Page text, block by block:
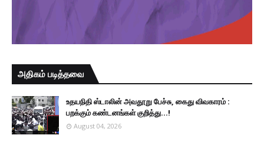
அதிகம் படித்தவை
உதயநிதி ஸ்டாலின் அவதூறு பேச்சு, கைது விவகாரம் :
பறக்கும் கண்டனங்கள் குறித்து...!
August 04, 2026